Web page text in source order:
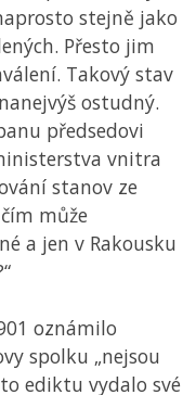
stejně jako
Přesto jim
Takový stav
ostudný.
předsedovi
vnitra
stanov ze
může
a jen v Rakousku
oznámilo
spolku „nejsou
ediktu vydalo své